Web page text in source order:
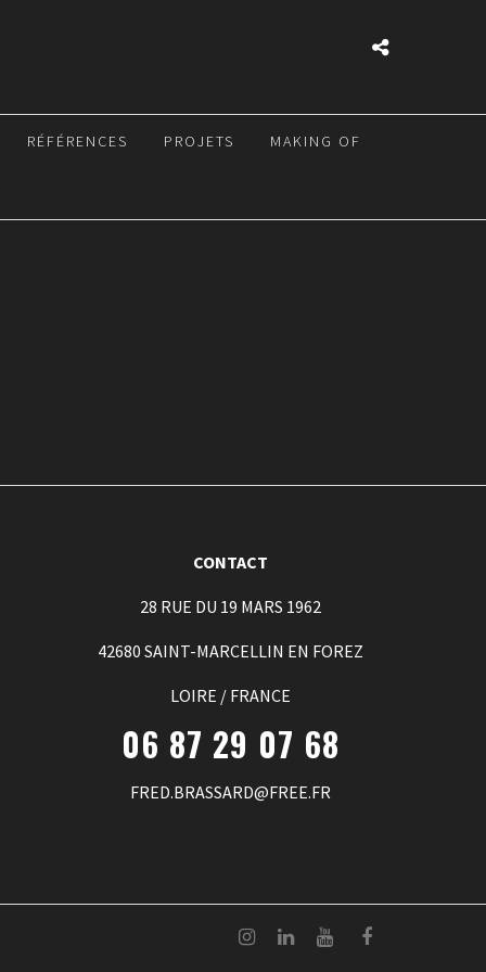
RÉFÉRENCES PROJETS MAKING OF
CONTACT
28 RUE DU 19 MARS 1962
42680 SAINT-MARCELLIN EN FOREZ
LOIRE / FRANCE
06 87 29 07 68
FRED.BRASSARD@FREE.FR